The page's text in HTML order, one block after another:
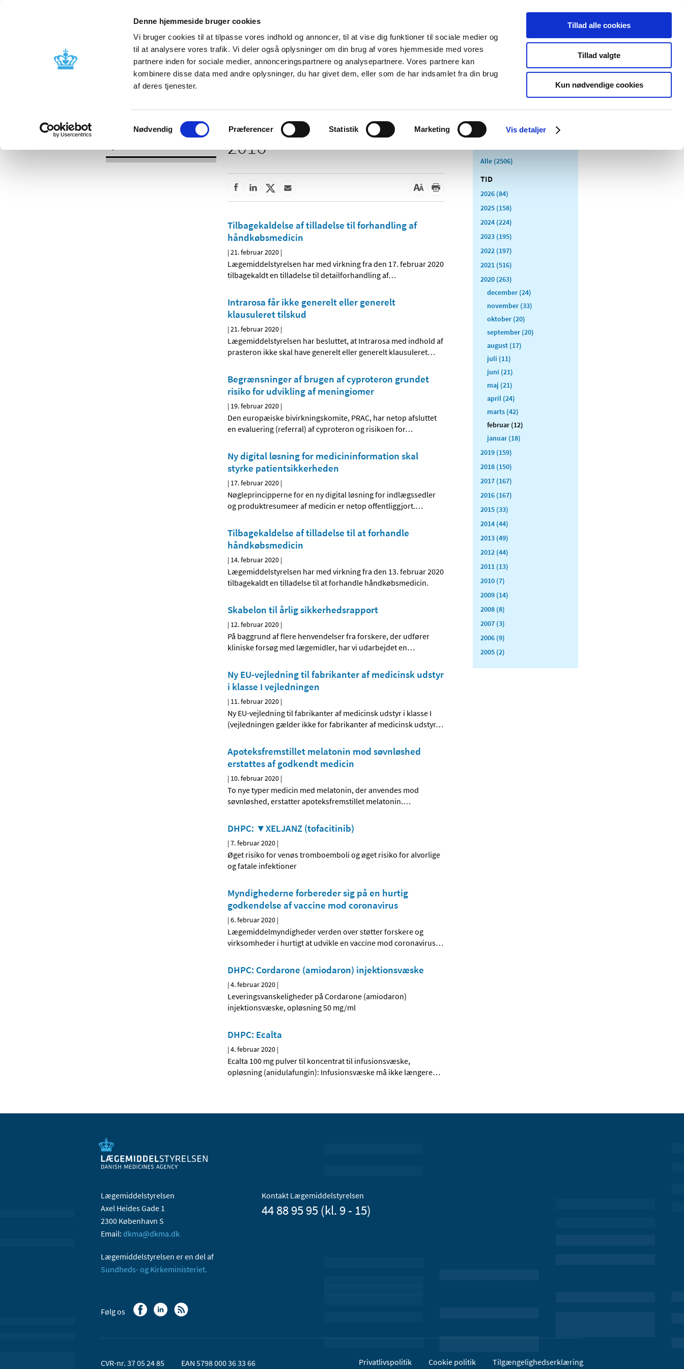
Denne hjemmeside bruger cookies
Vi bruger cookies til at tilpasse vores indhold og annoncer, til at vise dig funktioner til sociale medier og
til at analysere vores trafik. Vi deler også oplysninger om din brug af vores hjemmeside med vores
partnere inden for sociale medier, annonceringspartnere og analysepartnere. Vores partnere kan
kombinere disse data med andre oplysninger, du har givet dem, eller som de har indsamlet fra din brug
af deres tjenester.
Samtykkevalg
Nødvendig Præferencer Statistik Marketing Vis detaljer
Tillad alle cookies
Tillad valgte
Kun nødvendige cookies
Nyheder Om os Kontakt Udgivelser
Godkendelse og
Bivirkninger og
produktinformation
Tilskud og
Apoteker og salg af
Medicinsk
Særlige
produktområder
2016
Tilbagekaldelse af tilladelse til forhandling af
håndkøbsmedicin
|21. februar 2020 |
Lægemiddelstyrelsen har med virkning fra den 17. februar 2020
tilbagekaldt en tilladelse til detailforhandling af…
Intrarosa får ikke generelt eller generelt
klausuleret tilskud
|21. februar 2020 |
Lægemiddelstyrelsen har besluttet, at Intrarosa med indhold af
prasteron ikke skal have generelt eller generelt klausuleret…
Begrænsninger af brugen af cyproteron grundet
risiko for udvikling af meningiomer
| 19. februar 2020 |
Den europæiske bivirkningskomite, PRAC, har netop afsluttet
en evaluering (referral) af cyproteron og risikoen for…
Ny digital løsning for medicininformation skal
styrke patientsikkerheden
| 17. februar 2020 |
Nøgleprincipperne for en ny digital løsning for indlægssedler
og produktresumeer af medicin er netop offentliggjort.…
Tilbagekaldelse af tilladelse til at forhandle
håndkøbsmedicin
| 14. februar 2020 |
Lægemiddelstyrelsen har med virkning fra den 13. februar 2020
tilbagekaldt en tilladelse til at forhandle håndkøbsmedicin.
Skabelon til årlig sikkerhedsrapport
| 12. februar 2020 |
På baggrund af flere henvendelser fra forskere, der udfører
kliniske forsøg med lægemidler, har vi udarbejdet en…
Ny EU-vejledning til fabrikanter af medicinsk udstyr
i klasse I vejledningen
| 11. februar 2020 |
Ny EU-vejledning til fabrikanter af medicinsk udstyr i klasse I
(vejledningen gælder ikke for fabrikanter af medicinsk udstyr…
Apoteksfremstillet melatonin mod søvnløshed
erstattes af godkendt medicin
| 10. februar 2020 |
To nye typer medicin med melatonin, der anvendes mod
søvnløshed, erstatter apoteksfremstillet melatonin.…
DHPC: ▼XELJANZ (tofacitinib)
|7. februar 2020 |
Øget risiko for venøs tromboemboli og øget risiko for alvorlige
og fatale infektioner
Myndighederne forbereder sig på en hurtig
godkendelse af vaccine mod coronavirus
|6. februar 2020 |
Lægemiddelmyndigheder verden over støtter forskere og
virksomheder i hurtigt at udvikle en vaccine mod coronavirus…
DHPC: Cordarone (amiodaron) injektionsvæske
|4. februar 2020 |
Leveringsvanskeligheder på Cordarone (amiodaron)
injektionsvæske, opløsning 50 mg/ml
DHPC: Ecalta
|4. februar 2020 |
Ecalta 100 mg pulver til koncentrat til infusionsvæske,
opløsning (anidulafungin): Infusionsvæske må ikke længere…
Alle (2506)
TID
2026 (84)
2025 (158)
2024 (224)
2023 (195)
2022 (197)
2021 (516)
2020 (263)
december (24)
november (33)
oktober (20)
september (20)
august (17)
juli (11)
juni (21)
maj (21)
april (24)
marts (42)
februar (12)
januar (18)
2019 (159)
2018 (150)
2017 (167)
2016 (167)
2015 (33)
2014 (44)
2013 (49)
2012 (44)
2011 (13)
2010 (7)
2009 (14)
2008 (8)
2007 (3)
2006 (9)
2005 (2)
Lægemiddelstyrelsen
Axel Heides Gade 1
2300 København S
Email: dkma@dkma.dk
Lægemiddelstyrelsen er en del af
Sundheds- og Kirkeministeriet.
Kontakt Lægemiddelstyrelsen
44 88 95 95 (kl. 9 - 15)
Følg os
CVR-nr. 37 05 24 85 EAN 5798 000 36 33 66 Privatlivspolitik Cookie politik Tilgængelighedserklæring